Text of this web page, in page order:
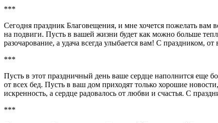
***
Сегодня праздник Благовещения, и мне хочется пожелать вам
на подвиги. Пусть в вашей жизни будет как можно больше
разочарование, а удача всегда улыбается вам! С праздником,
***
Пусть в этот праздничный день ваше сердце наполнится еще
от всех бед. Пусть в ваш дом приходят только хорошие
искренность, а сердце радовалось от любви и счастья. С
***